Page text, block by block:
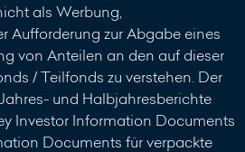
als Werbung,
Aufforderung zur Abgabe eines
von Anteilen an den auf dieser
/ Teilfonds zu verstehen. Der
und Halbjahresberichte
Investor Information Documents
Documents für verpackte